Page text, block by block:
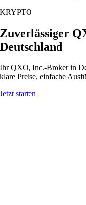
KRYPTO
Zuverlässiger
Deutschland
Ihr QXO, Inc.-Broker in
klare Preise, einfache
Jetzt starten